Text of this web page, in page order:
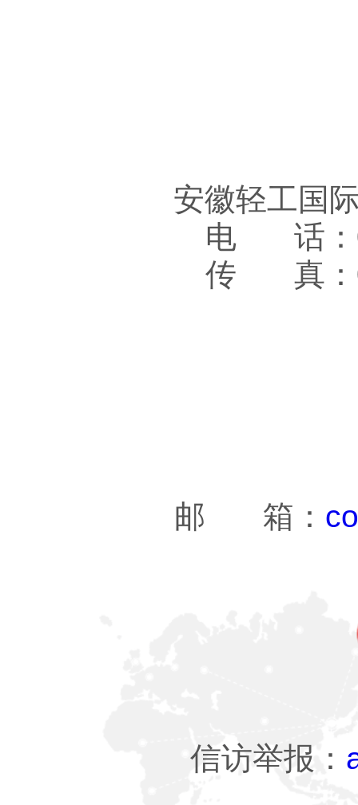
安徽轻工国
电 话：
传 真：
邮 箱：
信访举报：